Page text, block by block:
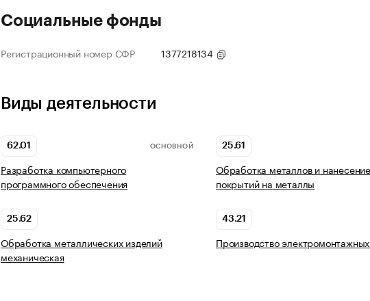
Социальные фонды
Регистрационный номер СФР 1377218134
Виды деятельности
62.01 ОСНОВНОЙ
Разработка компьютерного
программного обеспечения
25.61
Обработка металлов и нанесение
покрытий на металлы
25.62
Обработка металлических изделий
механическая
43.21
Производство